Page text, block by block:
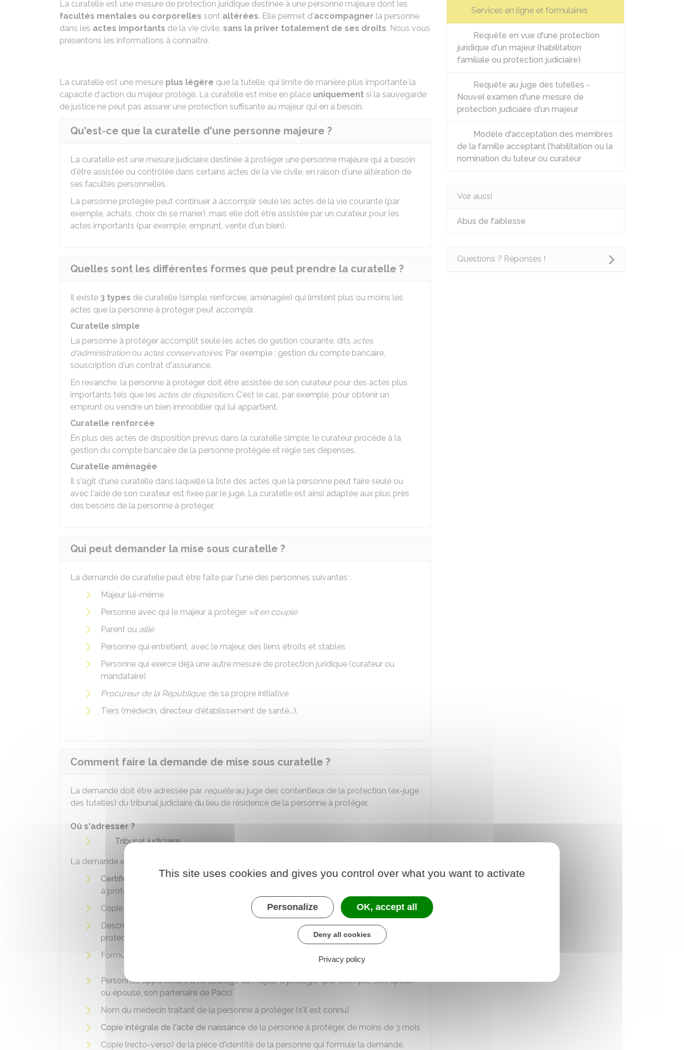
La curatelle est une mesure de protection juridique destinée à une personne majeure dont les
facultés mentales ou corporelles sont altérées. Elle permet d'accompagner la personne
dans les actes importants de la vie civile, sans la priver totalement de ses droits. Nous vous
présentons les informations à connaître.
La curatelle est une mesure plus légère que la tutelle, qui limite de manière plus importante la
capacité d'action du majeur protégé. La curatelle est mise en place uniquement si la sauvegarde
de justice ne peut pas assurer une protection suffisante au majeur qui en a besoin.
Qu'est-ce que la curatelle d'une personne majeure ?
La curatelle est une mesure judiciaire destinée à protéger une personne majeure qui a besoin
d'être assistée ou contrôlée dans certains actes de la vie civile, en raison d'une altération de
ses facultés personnelles.
La personne protégée peut continuer à accomplir seule les actes de la vie courante (par
exemple, achats, choix de se marier), mais elle doit être assistée par un curateur pour les
actes importants (par exemple, emprunt, vente d'un bien).
Quelles sont les différentes formes que peut prendre la curatelle ?
Il existe 3 types de curatelle (simple, renforcée, aménagée) qui limitent plus ou moins les
actes que la personne à protéger peut accomplir.
Curatelle simple
La personne à protéger accomplit seule les actes de gestion courante, dits actes
d'administrationou actes conservatoires. Par exemple : gestion du compte bancaire,
souscription d'un contrat d'assurance.
En revanche, la personne à protéger doit être assistée de son curateur pour des actes plus
importants tels que les actes de disposition. C'est le cas, par exemple, pour obtenir un
emprunt ou vendre un bien immobilier qui lui appartient.
Curatelle renforcée
En plus des actes de disposition prévus dans la curatelle simple, le curateur procède à la
gestion du compte bancaire de la personne protégée et règle ses dépenses.
Curatelle aménagée
Il s'agit d'une curatelle dans laquelle la liste des actes que la personne peut faire seule ou
avec l'aide de son curateur est fixée par le juge. La curatelle est ainsi adaptée aux plus près
des besoins de la personne à protéger.
Qui peut demander la mise sous curatelle ?
La demande de curatelle peut être faite par l'une des personnes suivantes :
Majeur lui-même
Personne avec qui le majeur à protéger vit en couple
Parent ou allié
Personne qui entretient, avec le majeur, des liens étroits et stables
Personne qui exerce déjà une autre mesure de protection juridique (curateur ou
mandataire)
Procureur de la République, de sa propre initiative
Tiers (médecin, directeur d'établissement de santé...).
Comment faire la demande de mise sous curatelle ?
La demande doit être adressée par requêteau juge des contentieux de la protection (ex-juge
des tutelles) du tribunal judiciaire du lieu de résidence de la personne à protéger.
Où s'adresser ?
Tribunal judiciaire
La demande est composée des documents suivants :
Certificat médical circonstanciédécrivant la dégradation des facultés de la personne
à protéger et l'évolution prévisible
Copie (recto-verso) de la pièce d'identité de la personne à protéger
Description des faits indiquant la nécessité de mettre en œuvre la mesure de
protection
Formulaire
Personnes appartenant à l'entourage du majeur à protéger (par exemple, son époux
ou épouse, son partenaire de Pacs)
Nom du médecin traitant de la personne à protéger (s'il est connu)
Copie intégrale de l'acte de naissance de la personne à protéger, de moins de 3 mois
Copie (recto-verso) de la pièce d'identité de la personne qui formule la demande.
Services en ligne et formulaires
Requête en vue d'une protection
juridique d'un majeur (habilitation
familiale ou protection judiciaire)
Requête au juge des tutelles -
Nouvel examen d'une mesure de
protection judiciaire d'un majeur
Modèle d'acceptation des membres
de la famille acceptant l'habilitation ou la
nomination du tuteur ou curateur
Voir aussi
Abus de faiblesse
Questions ? Réponses !
This site uses cookies and gives you control over what you want to activate
Personalize OK, accept all
Deny all cookies
Privacy policy